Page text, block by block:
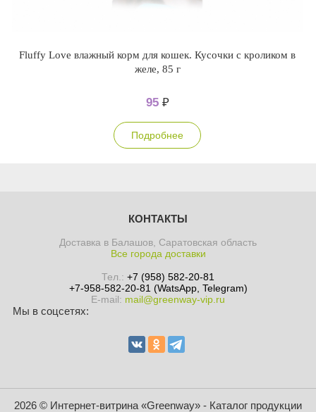
Fluffy Love влажный корм для кошек. Кусочки с кроликом в
желе, 85 г
95 ₽
Подробнее
КОНТАКТЫ
Доставка в Балашов, Саратовская область
Все города доставки
Тел.: +7 (958) 582-20-81
+7-958-582-20-81 (WatsApp, Telegram)
E-mail: mail@greenway-vip.ru
Мы в соцсетях:
2026 © Интернет-витрина «Greenway» - Каталог продукции